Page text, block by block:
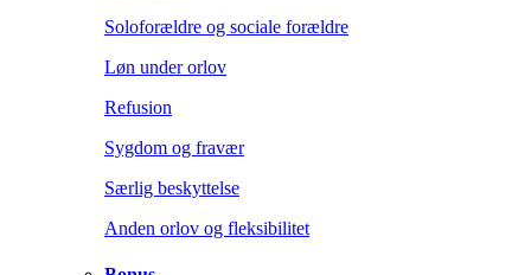
Soloforældre og sociale forældre
Løn under orlov
Refusion
Sygdom og fravær
Særlig beskyttelse
Anden orlov og fleksibilitet